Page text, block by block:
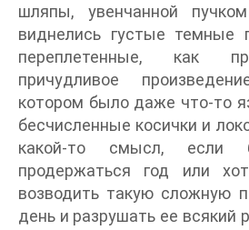
шляпы, увенчанной
виднелись густые темные
переплетенные, как
причудливое
котором было даже что-то
бесчисленные косички и
какой-то смысл,
продержаться год или
возводить такую сложную
день и разрушать ее всякий